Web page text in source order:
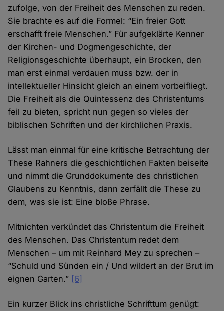
zufolge, von der Freiheit des Menschen zu reden.
Sie brachte es auf die Formel: “Ein freier Gott
erschafft freie Menschen.” Für aufgeklärte Kenner
der Kirchen- und Dogmengeschichte, der
Religionsgeschichte überhaupt, ein Brocken, den
man erst einmal verdauen muss bzw. der in
intellektueller Hinsicht gleich an einem vorbeifliegt.
Die Freiheit als die Quintessenz des Christentums
feil zu bieten, spricht nun gegen so vieles der
biblischen Schriften und der kirchlichen Praxis.
Lässt man einmal für eine kritische Betrachtung der
These Rahners die geschichtlichen Fakten beiseite
und nimmt die Grunddokumente des christlichen
Glaubens zu Kenntnis, dann zerfällt die These zu
dem, was sie ist: Eine bloße Phrase.
Mitnichten verkündet das Christentum die Freiheit
des Menschen. Das Christentum redet dem
Menschen – um mit Reinhard Mey zu sprechen –
“Schuld und Sünden ein / Und wildert an der Brut im
eignen Garten.” [6]
Ein kurzer Blick ins christliche Schrifttum genügt: